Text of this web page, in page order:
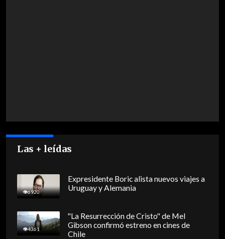
Las + leídas
6920
Expresidente Boric alista nuevos viajes a
Uruguay y Alemania
4361
"La Resurrección de Cristo" de Mel
Gibson confirmó estreno en cines de
Chile